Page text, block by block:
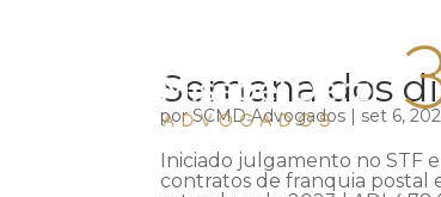
Semana dos
porSCMD Advogados | set 6,
Iniciado julgamento no STF
contratos de franquia postal